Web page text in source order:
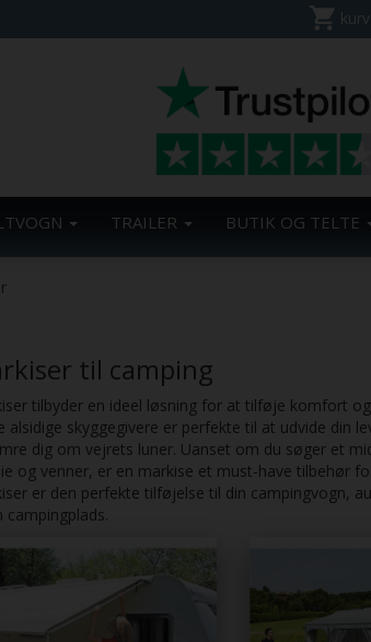
kurv
TRAILER BUTIK OG TELTE
til camping
tilbyder en ideel løsning for at tilføje komfort
alsidige skyggegivere er perfekte til at udvide din
dig om vejrets luner. Uanset om du søger et
og venner, er en markise et must-have tilbehør
er den perfekte tilføjelse til din campingvogn,
campingplads.